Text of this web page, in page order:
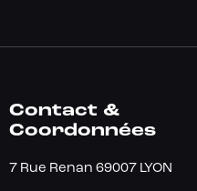
Contact &
Coordonnées
7 Rue Renan 69007 LYON